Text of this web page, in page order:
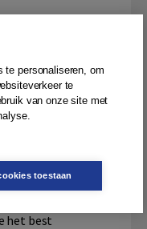
iedere
zien, hoeft
blijft zo
in die
het best
te personaliseren, om
te
van onze site met
toestaan